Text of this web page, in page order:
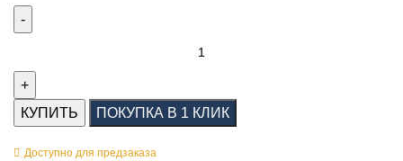
КУПИТЬ ПОКУПКА В 1 КЛИК
Доступно для предзаказа